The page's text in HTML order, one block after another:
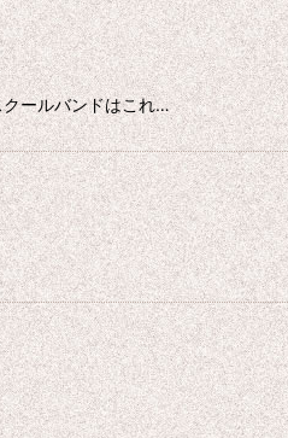
クールバンドはこれ…